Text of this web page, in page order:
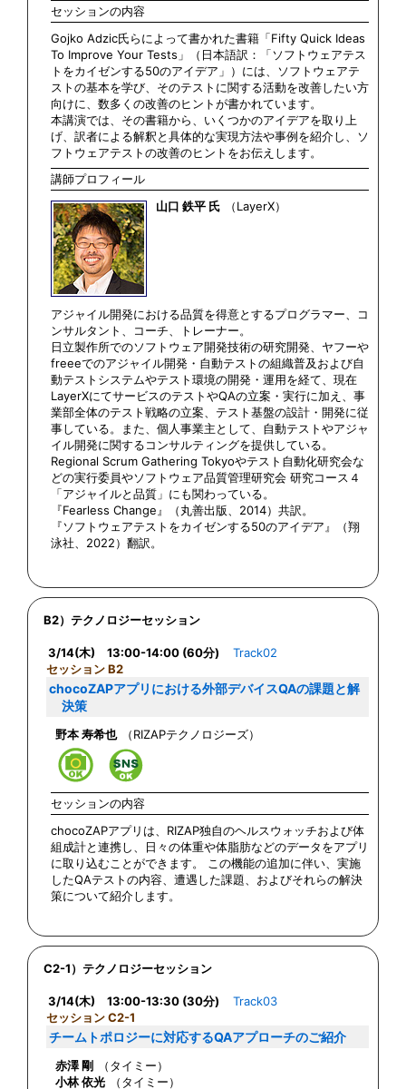
セッションの内容
Gojko Adzic氏らによって書かれた書籍「Fifty Quick Ideas
To Improve Your Tests」（日本語訳：「ソフトウェアテス
トをカイゼンする50のアイデア」）には、ソフトウェアテ
ストの基本を学び、そのテストに関する活動を改善したい方
向けに、数多くの改善のヒントが書かれています。
本講演では、その書籍から、いくつかのアイデアを取り上
げ、訳者による解釈と具体的な実現方法や事例を紹介し、ソ
フトウェアテストの改善のヒントをお伝えします。
講師プロフィール
山口 鉄平 氏
（LayerX）
アジャイル開発における品質を得意とするプログラマー、コ
ンサルタント、コーチ、トレーナー。
日立製作所でのソフトウェア開発技術の研究開発、ヤフーや
freeeでのアジャイル開発・自動テストの組織普及および自
動テストシステムやテスト環境の開発・運用を経て、現在
LayerXにてサービスのテストやQAの立案・実行に加え、事
業部全体のテスト戦略の立案、テスト基盤の設計・開発に従
事している。また、個人事業主として、自動テストやアジャ
イル開発に関するコンサルティングを提供している。
Regional Scrum Gathering Tokyoやテスト自動化研究会な
どの実行委員やソフトウェア品質管理研究会 研究コース４
「アジャイルと品質」にも関わっている。
『Fearless Change』（丸善出版、2014）共訳。
『ソフトウェアテストをカイゼンする50のアイデア』（翔
泳社、2022）翻訳。
B2）テクノロジーセッション
3/14(木) 13:00-14:00 (60分)
Track02
セッション B2
chocoZAPアプリにおける外部デバイスQAの課題と解
決策
野本 寿希也 （RIZAPテクノロジーズ）
セッションの内容
chocoZAPアプリは、RIZAP独自のヘルスウォッチおよび体
組成計と連携し、日々の体重や体脂肪などのデータをアプリ
に取り込むことができます。 この機能の追加に伴い、実施
したQAテストの内容、遭遇した課題、およびそれらの解決
策について紹介します。
C2-1）テクノロジーセッション
3/14(木) 13:00-13:30 (30分)
Track03
セッション C2-1
チームトポロジーに対応するQAアプローチのご紹介
赤澤 剛
（タイミー）
小林 依光
（タイミー）